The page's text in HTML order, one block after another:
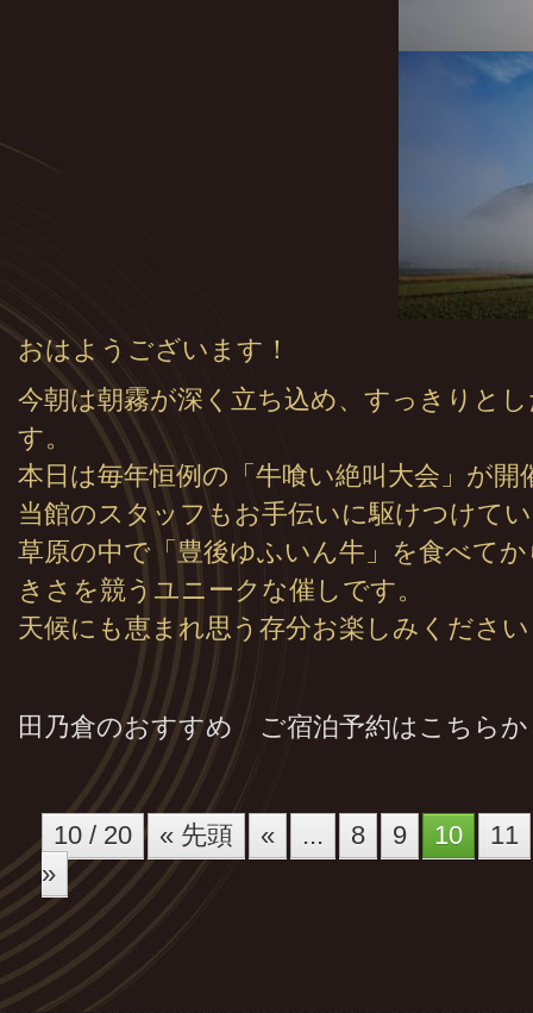
おはようございます！
今朝は朝霧が深く立ち込め、すっきりと
す。
本日は毎年恒例の「牛喰い絶叫大会」が開
当館のスタッフもお手伝いに駆けつけて
草原の中で「豊後ゆふいん牛」を食べて
きさを競うユニークな催しです。
天候にも恵まれ思う存分お楽しみくださ
田乃倉のおすすめ ご宿泊予約はこちら
10 / 20 « 先頭 « ... 8 9 10
11
»